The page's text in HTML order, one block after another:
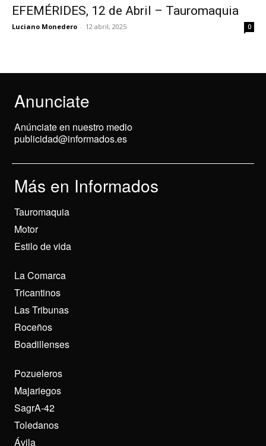
EFEMÉRIDES, 12 de Abril – Tauromaquia
Luciano Monedero - 12 abril, 2025 0
Anunciate
Anúnciate en nuestro medio
publicidad@informados.es
Más en Informados
Tauromaquia
Motor
Estilo de vida
La Comarca
Tricantinos
Las Tribunas
Roceños
Boadillenses
Pozueleros
Majariegos
SagrA-42
Toledanos
Ávila